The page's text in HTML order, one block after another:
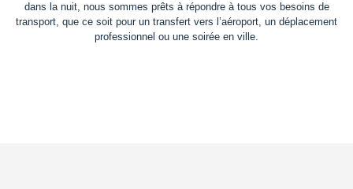
dans la nuit, nous sommes prêts à répondre à tous vos besoins de
transport, que ce soit pour un transfert vers l’aéroport, un déplacement
professionnel ou une soirée en ville.